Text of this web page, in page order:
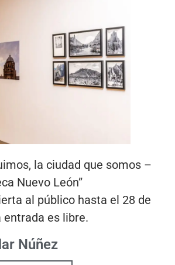
la ciudad que somos –
Nuevo León”
al público hasta el 28 de
entrada es libre.
Núñez